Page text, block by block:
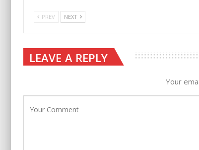
PREV NEXT
LEAVE A REPLY
Your